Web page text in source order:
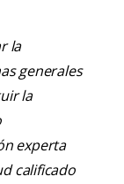
la
generales
la
experta
calificado